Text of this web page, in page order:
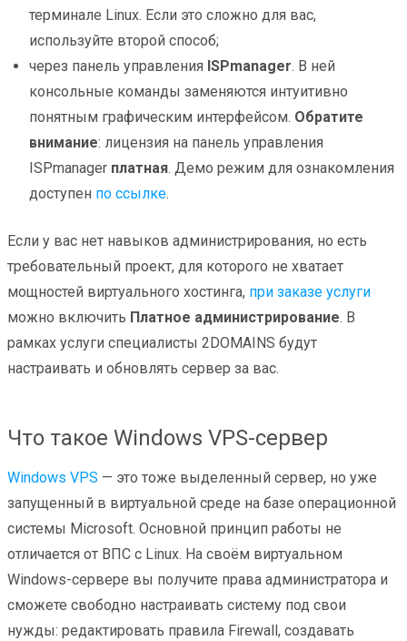
терминале Linux. Если это сложно для вас,
используйте второй способ;
через панель управления ISPmanager. В ней
консольные команды заменяются интуитивно
понятным графическим интерфейсом. Обратите
внимание: лицензия на панель управления
ISPmanager платная. Демо режим для ознакомления
доступен по ссылке.
Если у вас нет навыков администрирования, но есть
требовательный проект, для которого не хватает
мощностей виртуального хостинга, при заказе услуги
можно включить Платное администрирование. В
рамках услуги специалисты 2DOMAINS будут
настраивать и обновлять сервер за вас.
Что такое Windows VPS-сервер
Windows VPS — это тоже выделенный сервер, но уже
запущенный в виртуальной среде на базе операционной
системы Microsoft. Основной принцип работы не
отличается от ВПС с Linux. На своём виртуальном
Windows-сервере вы получите права администратора и
сможете свободно настраивать систему под свои
нужды: редактировать правила Firewall, создавать